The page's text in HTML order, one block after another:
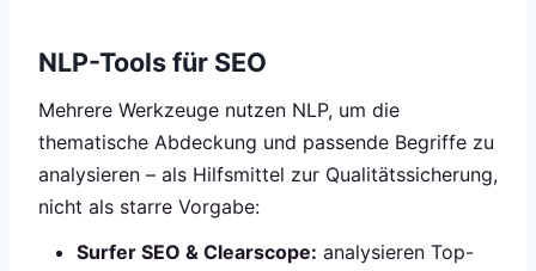
NLP-Tools für SEO
Mehrere Werkzeuge nutzen NLP, um die
thematische Abdeckung und passende Begriffe zu
analysieren – als Hilfsmittel zur Qualitätssicherung,
nicht als starre Vorgabe:
Surfer SEO & Clearscope: analysieren Top-